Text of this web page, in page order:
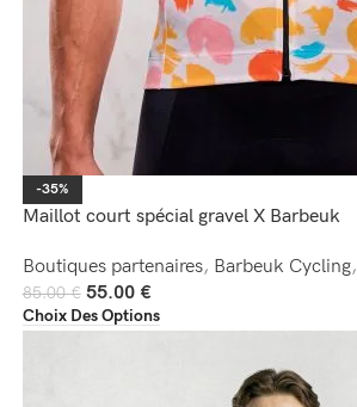
-35%
Maillot court spécial gravel X Barbeuk
Boutiques partenaires, Barbeuk Cycling,
85.00€ 55.00 €
Choix Des Options